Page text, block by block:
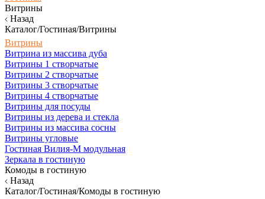
Витрины
Назад
Каталог/Гостиная/Витрины
Витрины
Витрина из массива дуба
Витрины 1 створчатые
Витрины 2 створчатые
Витрины 3 створчатые
Витрины 4 створчатые
Витрины для посуды
Витрины из дерева и стекла
Витрины из массива сосны
Витрины угловые
Гостиная Вилия-М модульная
Зеркала в гостиную
Комоды в гостиную
Назад
Каталог/Гостиная/Комоды в гостиную